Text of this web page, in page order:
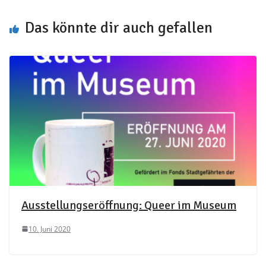
Das könnte dir auch gefallen
Ausstellungseröffnung: Queer im Museum
10. Juni 2020